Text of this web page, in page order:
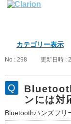
カテゴリー表示
No : 298 更新日時 :
ンには対
Bluetoothハンズフリ